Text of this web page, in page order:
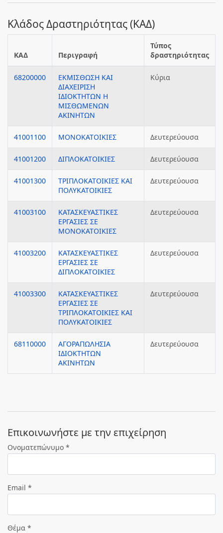
Κλάδος Δραστηριότητας (ΚΑΔ)
ΚΑΔ Περιγραφή
Τύπος
δραστηριότητας
68200000
ΕΚΜΙΣΘΩΣΗ ΚΑΙ
ΔΙΑΧΕΙΡΙΣΗ
ΙΔΙΟΚΤΗΤΩΝ Η
ΜΙΣΘΩΜΕΝΩΝ
ΑΚΙΝΗΤΩΝ
Κύρια
41001100 ΜΟΝΟΚΑΤΟΙΚΙΕΣ Δευτερεύουσα
41001200 ΔΙΠΛΟΚΑΤΟΙΚΙΕΣ Δευτερεύουσα
41001300
ΤΡΙΠΛΟΚΑΤΟΙΚΙΕΣ ΚΑΙ
ΠΟΛΥΚΑΤΟΙΚΙΕΣ
Δευτερεύουσα
41003100
ΚΑΤΑΣΚΕΥΑΣΤΙΚΕΣ
ΕΡΓΑΣΙΕΣ ΣΕ
ΜΟΝΟΚΑΤΟΙΚΙΕΣ
Δευτερεύουσα
41003200
ΚΑΤΑΣΚΕΥΑΣΤΙΚΕΣ
ΕΡΓΑΣΙΕΣ ΣΕ
ΔΙΠΛΟΚΑΤΟΙΚΙΕΣ
Δευτερεύουσα
41003300
ΚΑΤΑΣΚΕΥΑΣΤΙΚΕΣ
ΕΡΓΑΣΙΕΣ ΣΕ
ΤΡΙΠΛΟΚΑΤΟΙΚΙΕΣ ΚΑΙ
ΠΟΛΥΚΑΤΟΙΚΙΕΣ
Δευτερεύουσα
68110000
ΑΓΟΡΑΠΩΛΗΣΙΑ
ΙΔΙΟΚΤΗΤΩΝ
ΑΚΙΝΗΤΩΝ
Δευτερεύουσα
Eπικοινωνήστε με την επιχείρηση
Ονοματεπώνυμο *
Email *
Θέμα *